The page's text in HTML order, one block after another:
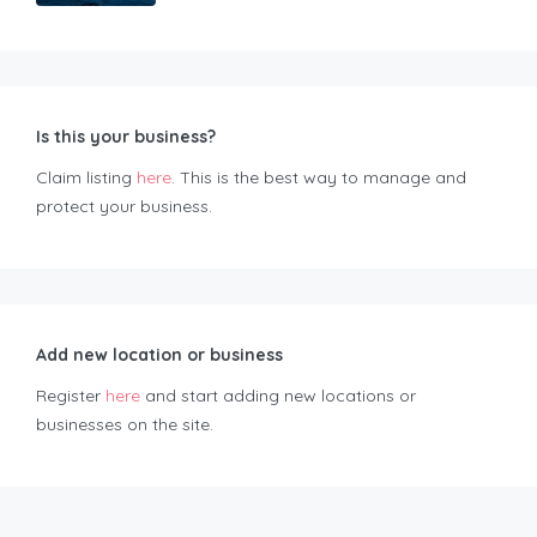
Is this your business?
Claim listing here . This is the best way to manage and
protect your business.
Add new location or business
Register here and start adding new locations or
businesses on the site.